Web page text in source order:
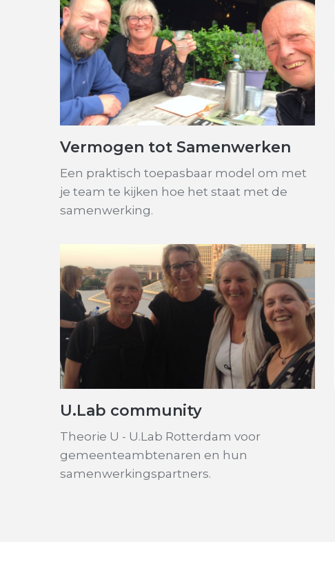
Vermogen tot Samenwerken
Een praktisch toepasbaar model om met
je team te kijken hoe het staat met de
samenwerking.
U.Lab community
Theorie U - U.Lab Rotterdam voor
gemeenteambtenaren en hun
samenwerkingspartners.